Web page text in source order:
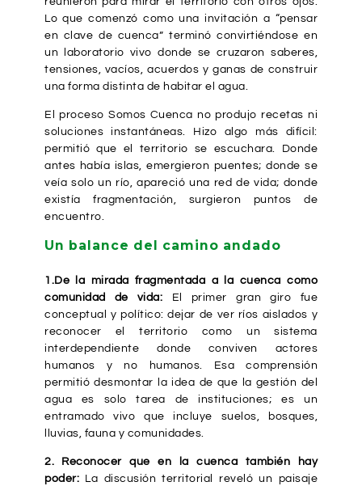
Lo que comenzó como una invitación a “pensar
en clave de cuenca” terminó convirtiéndose en
un laboratorio vivo donde se cruzaron saberes,
tensiones, vacíos, acuerdos y ganas de construir
una forma distinta de habitar el agua.
El proceso Somos Cuenca no produjo recetas ni
soluciones instantáneas. Hizo algo más difícil:
permitió que el territorio se escuchara. Donde
antes había islas, emergieron puentes; donde se
veía solo un río, apareció una red de vida; donde
existía fragmentación, surgieron puntos de
encuentro.
Un balance del camino andado
1.De la mirada fragmentada a la cuenca como
comunidad de vida: El primer gran giro fue
conceptual y político: dejar de ver ríos aislados y
reconocer el territorio como un sistema
interdependiente donde conviven actores
humanos y no humanos. Esa comprensión
permitió desmontar la idea de que la gestión del
agua es solo tarea de instituciones; es un
entramado vivo que incluye suelos, bosques,
lluvias, fauna y comunidades.
2. Reconocer que en la cuenca también hay
poder: La discusión territorial reveló un paisaje